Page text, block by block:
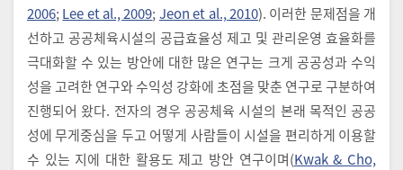
2006;Lee et al., 2009;Jeon et al., 2010). 이러한 문제점을 개
선하고 공공체육시설의 공급효율성 제고 및 관리운영 효율화를
극대화할 수 있는 방안에 대한 많은 연구는 크게 공공성과 수익
성을 고려한 연구와 수익성 강화에 초점을 맞춘 연구로 구분하여
진행되어 왔다. 전자의 경우 공공체육 시설의 본래 목적인 공공
성에 무게중심을 두고 어떻게 사람들이 시설을 편리하게 이용할
수 있는 지에 대한 활용도 제고 방안 연구이며(Kwak & Cho,